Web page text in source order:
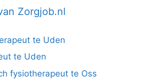
Zorgjob.nl
te Uden
te Uden
fysiotherapeut te Oss